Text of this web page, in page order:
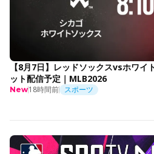
【8月7日】レッドソックスvsホワ
ット配信予定｜MLB2026
New18時間前 スポーツ